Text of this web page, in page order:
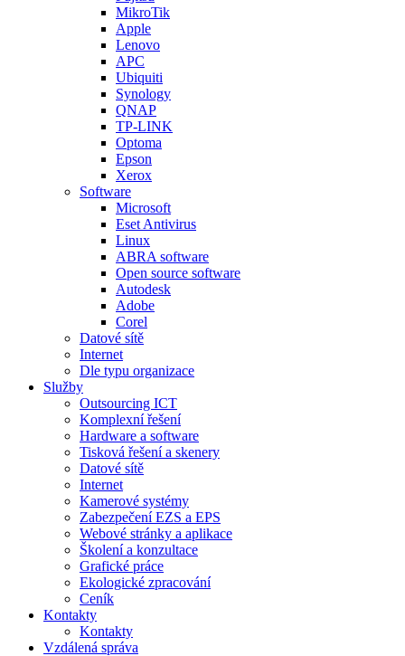
MikroTik
Apple
Lenovo
APC
Ubiquiti
Synology
QNAP
TP-LINK
Optoma
Epson
Xerox
Software
Microsoft
Eset Antivirus
Linux
ABRA software
Open source software
Autodesk
Adobe
Corel
Datové sítě
Internet
Dle typu organizace
Služby
Outsourcing ICT
Komplexní řešení
Hardware a software
Tisková řešení a skenery
Datové sítě
Internet
Kamerové systémy
Zabezpečení EZS a EPS
Webové stránky a aplikace
Školení a konzultace
Grafické práce
Ekologické zpracování
Ceník
Kontakty
Kontakty
Vzdálená správa